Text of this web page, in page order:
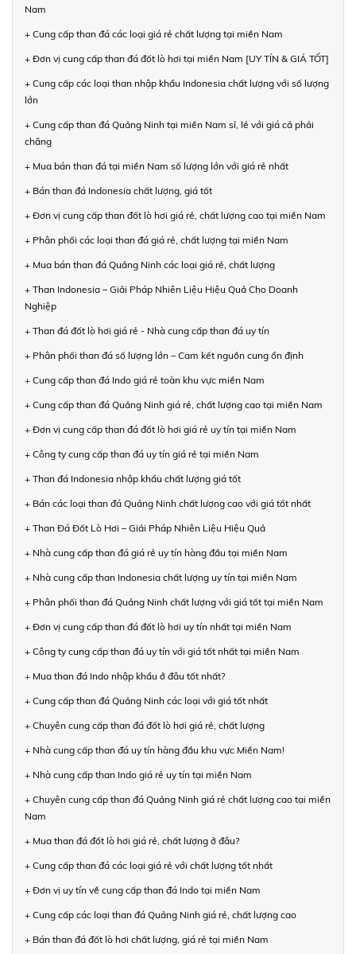
Nam
+ Cung cấp than đá các loại giá rẻ chất lượng tại miền Nam
+ Đơn vị cung cấp than đá đốt lò hơi tại miền Nam [UY TÍN & GIÁ TỐT]
+ Cung cấp các loại than nhập khẩu Indonesia chất lượng với số lượng
lớn
+ Cung cấp than đá Quảng Ninh tại miền Nam sỉ, lẻ với giá cả phải
chăng
+ Mua bán than đá tại miền Nam số lượng lớn với giá rẻ nhất
+ Bán than đá Indonesia chất lượng, giá tốt
+ Đơn vị cung cấp than đốt lò hơi giá rẻ, chất lượng cao tại miền Nam
+ Phân phối các loại than đá giá rẻ, chất lượng tại miền Nam
+ Mua bán than đá Quảng Ninh các loại giá rẻ, chất lượng
+ Than Indonesia – Giải Pháp Nhiên Liệu Hiệu Quả Cho Doanh
Nghiệp
+ Than đá đốt lò hơi giá rẻ - Nhà cung cấp than đá uy tín
+ Phân phối than đá số lượng lớn – Cam kết nguồn cung ổn định
+ Cung cấp than đá Indo giá rẻ toàn khu vực miền Nam
+ Cung cấp than đá Quảng Ninh giá rẻ, chất lượng cao tại miền Nam
+ Đơn vị cung cấp than đá đốt lò hơi giá rẻ uy tín tại miền Nam
+ Công ty cung cấp than đá uy tín giá rẻ tại miền Nam
+ Than đá Indonesia nhập khẩu chất lượng giá tốt
+ Bán các loại than đá Quảng Ninh chất lượng cao với giá tốt nhất
+ Than Đá Đốt Lò Hơi – Giải Pháp Nhiên Liệu Hiệu Quả
+ Nhà cung cấp than đá giá rẻ uy tín hàng đầu tại miền Nam
+ Nhà cung cấp than Indonesia chất lượng uy tín tại miền Nam
+ Phân phối than đá Quảng Ninh chất lượng với giá tốt tại miền Nam
+ Đơn vị cung cấp than đá đốt lò hơi uy tín nhất tại miền Nam
+ Công ty cung cấp than đá uy tín với giá tốt nhất tại miền Nam
+ Mua than đá Indo nhập khẩu ở đâu tốt nhất?
+ Cung cấp than đá Quảng Ninh các loại với giá tốt nhất
+ Chuyên cung cấp than đá đốt lò hơi giá rẻ, chất lượng
+ Nhà cung cấp than đá uy tín hàng đầu khu vực Miền Nam!
+ Nhà cung cấp than Indo giá rẻ uy tín tại miền Nam
+ Chuyên cung cấp than đá Quảng Ninh giá rẻ chất lượng cao tại miền
Nam
+ Mua than đá đốt lò hơi giá rẻ, chất lượng ở đâu?
+ Cung cấp than đá các loại giá rẻ với chất lượng tốt nhất
+ Đơn vị uy tín về cung cấp than đá Indo tại miền Nam
+ Cung cấp các loại than đá Quảng Ninh giá rẻ, chất lượng cao
+ Bán than đá đốt lò hơi chất lượng, giá rẻ tại miền Nam